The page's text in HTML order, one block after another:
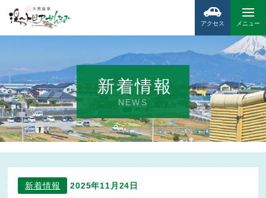
メニュー
アクセス
新着情報
NEWS
新着情報 2025年11月24日